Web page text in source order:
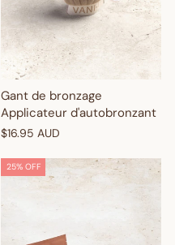
Gant de bronzage
Applicateur d'autobronzant
$16.95 AUD
25% OFF